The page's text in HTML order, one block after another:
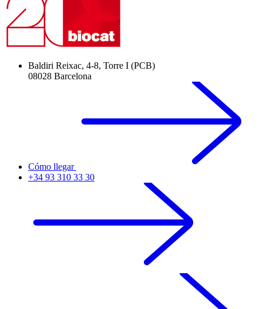
Baldiri Reixac, 4-8, Torre I (PCB)
08028 Barcelona
Cómo llegar
+34 93 310 33 30